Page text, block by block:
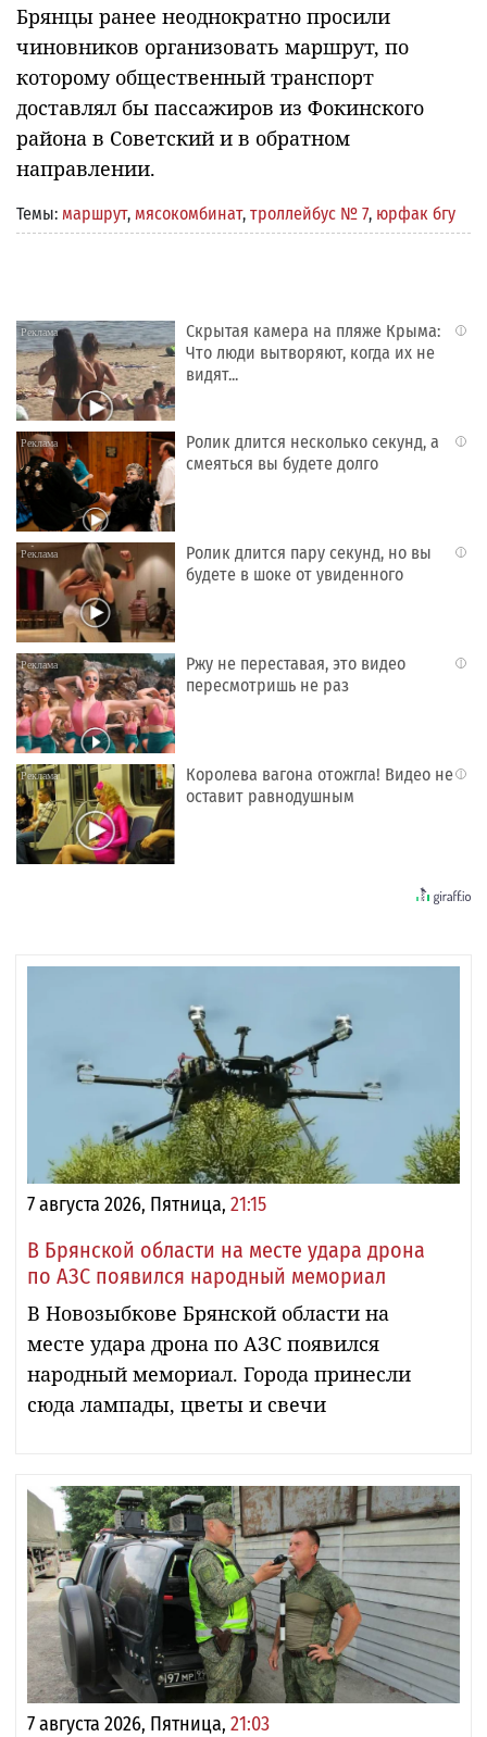
Брянцы ранее неоднократно просили
чиновников организовать маршрут, по
которому общественный транспорт
доставлял бы пассажиров из Фокинского
района в Советский и в обратном
направлении.
Темы: маршрут, мясокомбинат, троллейбус № 7, юрфак бгу
i
Скрытая камера на пляже Крыма:
Что люди вытворяют, когда их не
видят...
i
Ролик длится несколько секунд, а
смеяться вы будете долго
i
Ролик длится пару секунд, но вы
будете в шоке от увиденного
i
Ржу не переставая, это видео
пересмотришь не раз
i
Королева вагона отожгла! Видео не
оставит равнодушным
7 августа 2026, Пятница, 21:15
В Брянской области на месте удара дрона
по АЗС появился народный мемориал
В Новозыбкове Брянской области на
месте удара дрона по АЗС появился
народный мемориал. Города принесли
сюда лампады, цветы и свечи
7 августа 2026, Пятница, 21:03